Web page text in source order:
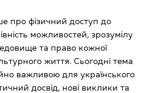
про фізичний доступ до
можливостей, зрозумілу
та право кожної
життя. Сьогодні тема
важливою для українського
досвід, нові виклики та